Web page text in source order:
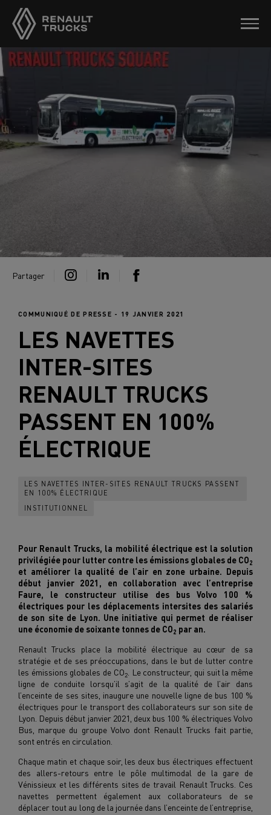
Partager
COMMUNIQUÉ DE PRESSE - 19 JANVIER 2021
LES NAVETTES
INTER-SITES
RENAULT TRUCKS
PASSENT EN 100%
ÉLECTRIQUE
LES NAVETTES INTER-SITES RENAULT TRUCKS PASSENT
EN 100% ÉLECTRIQUE
INSTITUTIONNEL
Pour Renault Trucks, la mobilité électrique est la solution
privilégiée pour lutter contre les émissions globales de CO2
et améliorer la qualité de l’air en zone urbaine. Depuis
début janvier 2021, en collaboration avec l’entreprise
Faure, le constructeur utilise des bus Volvo 100 %
électriques pour les déplacements intersites des salariés
de son site de Lyon. Une initiative qui permet de réaliser
une économie de soixante tonnes de CO2 par an.
Renault Trucks place la mobilité électrique au cœur de sa
stratégie et de ses préoccupations, dans le but de lutter contre
les émissions globales de CO2. Le constructeur, qui suit la même
ligne de conduite lorsqu’il s’agit de la qualité de l’air dans
l’enceinte de ses sites, inaugure une nouvelle ligne de bus 100 %
électriques pour le transport des collaborateurs sur son site de
Lyon. Depuis début janvier 2021, deux bus 100 % électriques Volvo
Bus, marque du groupe Volvo dont Renault Trucks fait partie,
sont entrés en circulation.
Chaque matin et chaque soir, les deux bus électriques effectuent
des allers-retours entre le pôle multimodal de la gare de
Vénissieux et les différents sites de travail Renault Trucks. Ces
navettes permettent également aux collaborateurs de se
déplacer tout au long de la journée dans l’enceinte de l’entreprise,